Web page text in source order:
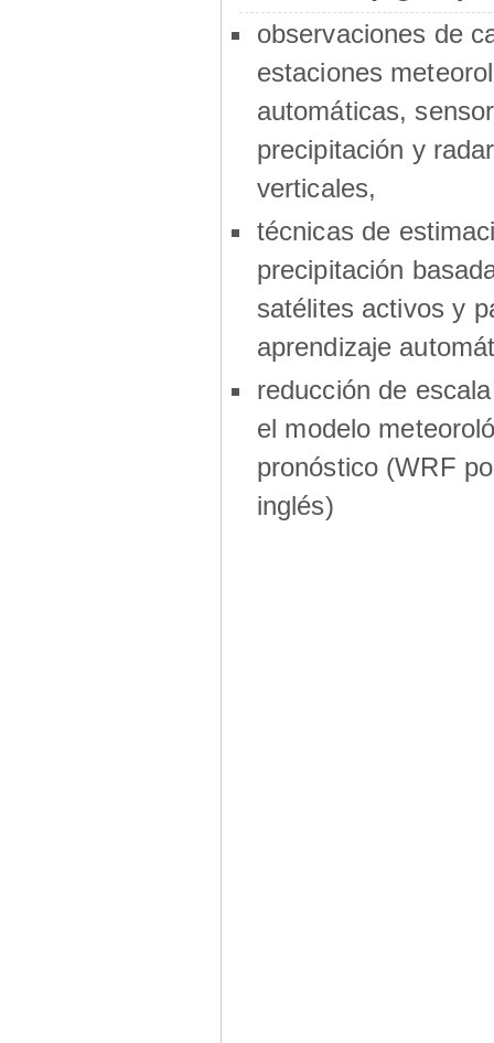
observaciones de
estaciones
automáticas,
precipitación y
verticales,
técnicas de
precipitación
satélites activos y
aprendizaje
reducción de
el modelo
pronóstico (WRF
inglés)